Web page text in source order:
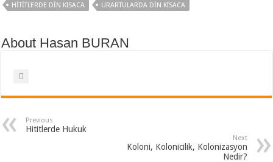
HITITLERDE DIN KISACA
URARTULARDA DIN KISACA
About Hasan BURAN
Previous
Hititlerde Hukuk
Next
Koloni, Kolonicilik, Kolonizasyon
Nedir?